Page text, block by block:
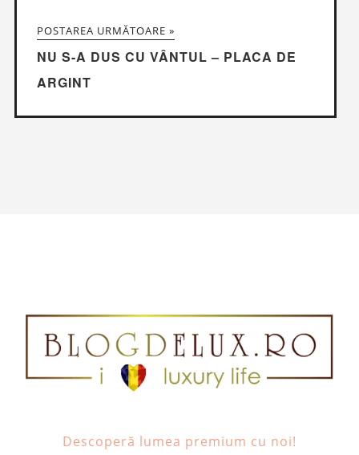
POSTAREA URMĂTOARE »
NU S-A DUS CU VÂNTUL – PLACA DE
ARGINT
Descoperă lumea premium cu noi!